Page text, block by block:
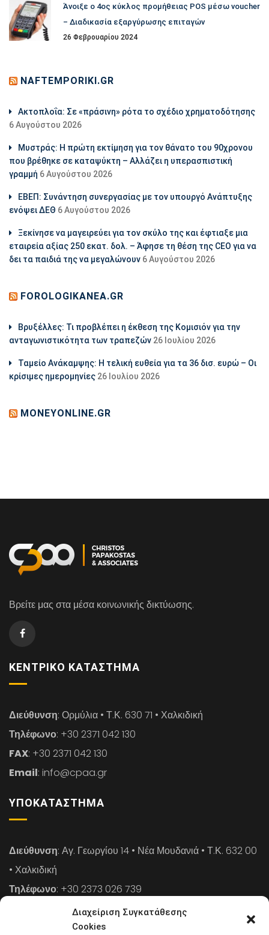
Διαχείριση Συγκατάθεσης
Cookies
Άνοιξε ο 4ος κύκλος προμήθειας POS μέσω voucher
– Διαδικασία εξαργύρωσης επιταγών
26 Φεβρουαρίου 2024
NAFTEMPORIKI.GR
Aκτοπλοΐα: Σε «πράσινη» ρότα το σχέδιο χρηματοδότησης
6 Αυγούστου 2026
Μυστράς: Η πρώτη εκτίμηση για τον θάνατο του 90χρονου
που βρέθηκε σε καταψύκτη – Αλλάζει η υπερασπιστική
γραμμή 6 Αυγούστου 2026
ΕΒΕΠ: Συνάντηση συνεργασίας με τον υπουργό Ανάπτυξης
ενόψει ΔΕΘ 6 Αυγούστου 2026
Ξεκίνησε να μαγειρεύει για τον σκύλο της και έφτιαξε μια
εταιρεία αξίας 250 εκατ. δολ. – Άφησε τη θέση της CEO για να
δει τα παιδιά της να μεγαλώνουν 6 Αυγούστου 2026
FOROLOGIKANEA.GR
Βρυξέλλες: Τι προβλέπει η έκθεση της Κομισιόν για την
ανταγωνιστικότητα των τραπεζών 26 Ιουλίου 2026
Ταμείο Ανάκαμψης: Η τελική ευθεία για τα 36 δισ. ευρώ – Οι
κρίσιμες ημερομηνίες 26 Ιουλίου 2026
MONEYONLINE.GR
Βρείτε μας στα μέσα κοινωνικής δικτύωσης.
ΚΕΝΤΡΙΚΌ ΚΑΤΆΣΤΗΜΑ
Διεύθυνση: Ορμύλια • Τ.Κ. 630 71 • Χαλκιδική
Τηλέφωνο: +30 2371 042 130
FAX: +30 2371 042 130
Email: info@cpaa.gr
ΥΠΟΚΑΤΆΣΤΗΜΑ
Διεύθυνση: Αγ. Γεωργίου 14 • Νέα Μουδανιά • Τ.Κ. 632 00
• Χαλκιδική
Τηλέφωνο: +30 2373 026 739
: +30 2373 026 739
: info@cpaa.gr